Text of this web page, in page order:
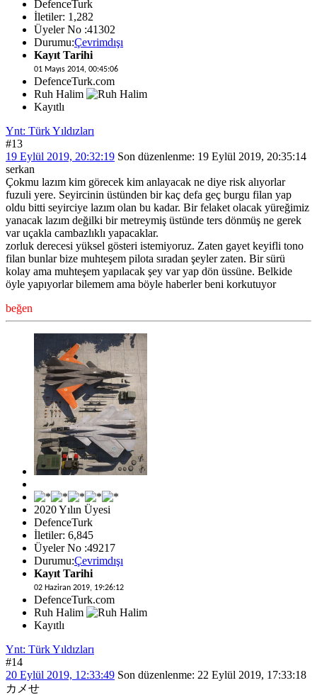
DefenceTurk
İletiler: 1,282
Üyeler No :41302
Durumu:Çevrimdışı
Kayıt Tarihi
01 Mayıs 2014, 00:45:06
DefenceTurk.com
Ruh Halim
Kayıtlı
Ynt: Türk Yıldızları
#13
19 Eylül 2019, 20:32:19 Son düzenlenme: 19 Eylül 2019, 20:35:14
serkan
Çokmu lazım kim görecek kim anlayacak ne diye risk alıyorlar
fuzuli yere. Seyircinin üstünden bir kaç defa geç burgu filan yap
oldu bitti seyirciye lazım olan bu kadar. Bir felaket olacak yüreğimiz
yanacak lazım değilki bir metreymiş üstünde ters dönmüş ne gerek
var uçakla cambazlıklı yapacaklar.
zorluk derecesi yüksel gösteri istemiyoruz. Zaten gayet keyifli tono
filan bunlar bize muhteşem pilota sıradan şeyler zaten. Bir sürü
kolay ama muhteşem yapılacak şey var yap dön üssüne. Belkide
öyle yapıyorlar bilemem ama böyle haberler beni korkutuyor
beğen
2020 Yılın Üyesi
DefenceTurk
İletiler: 6,845
Üyeler No :49217
Durumu:Çevrimdışı
Kayıt Tarihi
02 Haziran 2019, 19:26:12
DefenceTurk.com
Ruh Halim
Kayıtlı
Ynt: Türk Yıldızları
#14
20 Eylül 2019, 12:33:49 Son düzenlenme: 22 Eylül 2019, 17:33:18
カメせ